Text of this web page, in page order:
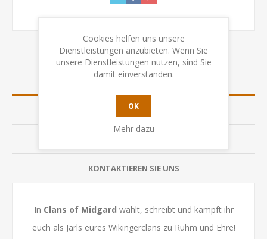
ÜBERSICHT
SPEZIFIKATION
KONTAKTIEREN SIE UNS
In Clans of Midgard wählt, schreibt und kämpft ihr
euch als Jarls eures Wikingerclans zu Ruhm und Ehre!
Cookies helfen uns unsere
Dienstleistungen anzubieten. Wenn Sie
unsere Dienstleistungen nutzen, sind Sie
damit einverstanden.
OK
Mehr dazu